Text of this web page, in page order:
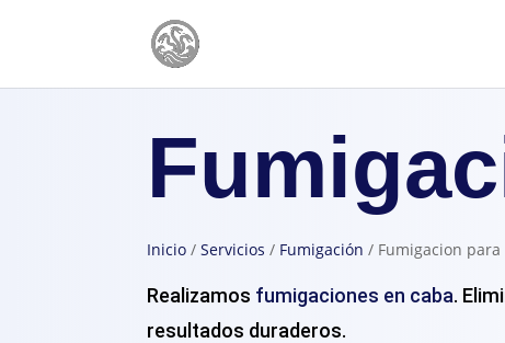
Inicio /Servicios / Fumigación / Fumigacion para
Realizamos fumigaciones en caba.
resultados duraderos.